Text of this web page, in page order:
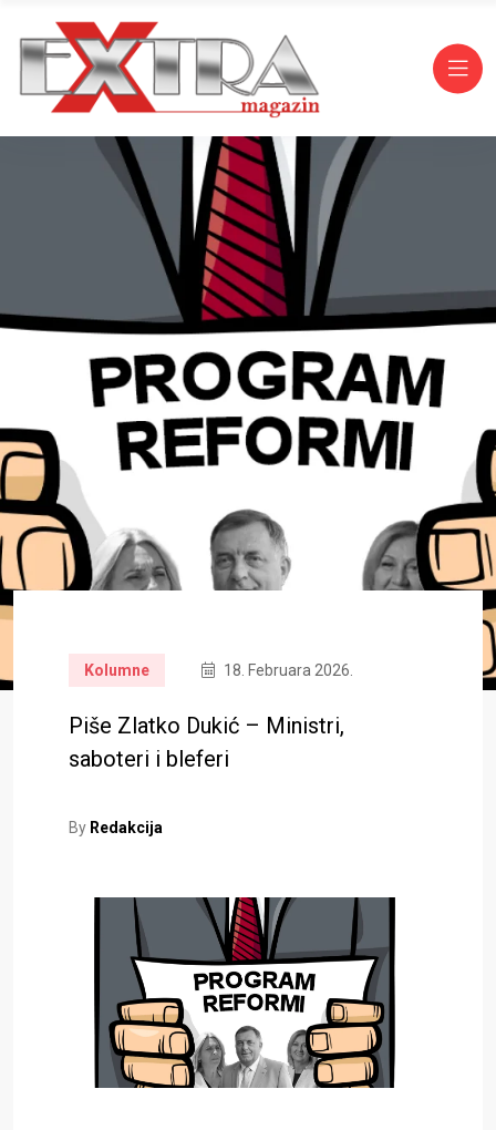
Kolumne 18. Februara 2026.
Piše Zlatko Dukić – Ministri,
saboteri i bleferi
By Redakcija